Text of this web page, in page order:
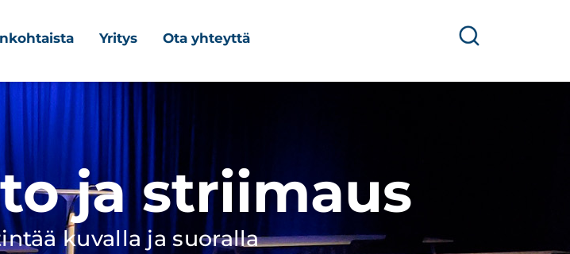
Yritys Ota yhteyttä
ja striimaus
kuvalla ja suoralla